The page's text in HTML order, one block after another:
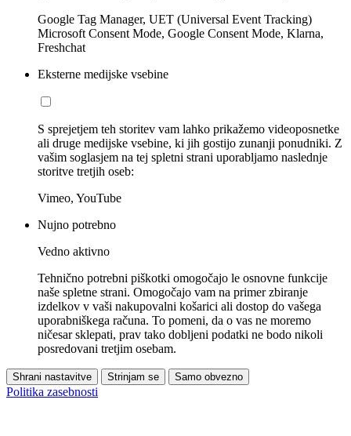
Google Tag Manager, UET (Universal Event Tracking)
Microsoft Consent Mode, Google Consent Mode, Klarna,
Freshchat
Eksterne medijske vsebine
S sprejetjem teh storitev vam lahko prikažemo videoposnetke
ali druge medijske vsebine, ki jih gostijo zunanji ponudniki. Z
vašim soglasjem na tej spletni strani uporabljamo naslednje
storitve tretjih oseb:
Vimeo, YouTube
Nujno potrebno
Vedno aktivno
Tehnično potrebni piškotki omogočajo le osnovne funkcije
naše spletne strani. Omogočajo vam na primer zbiranje
izdelkov v vaši nakupovalni košarici ali dostop do vašega
uporabniškega računa. To pomeni, da o vas ne moremo
ničesar sklepati, prav tako dobljeni podatki ne bodo nikoli
posredovani tretjim osebam.
Shrani nastavitve Strinjam se Samo obvezno
Politika zasebnosti